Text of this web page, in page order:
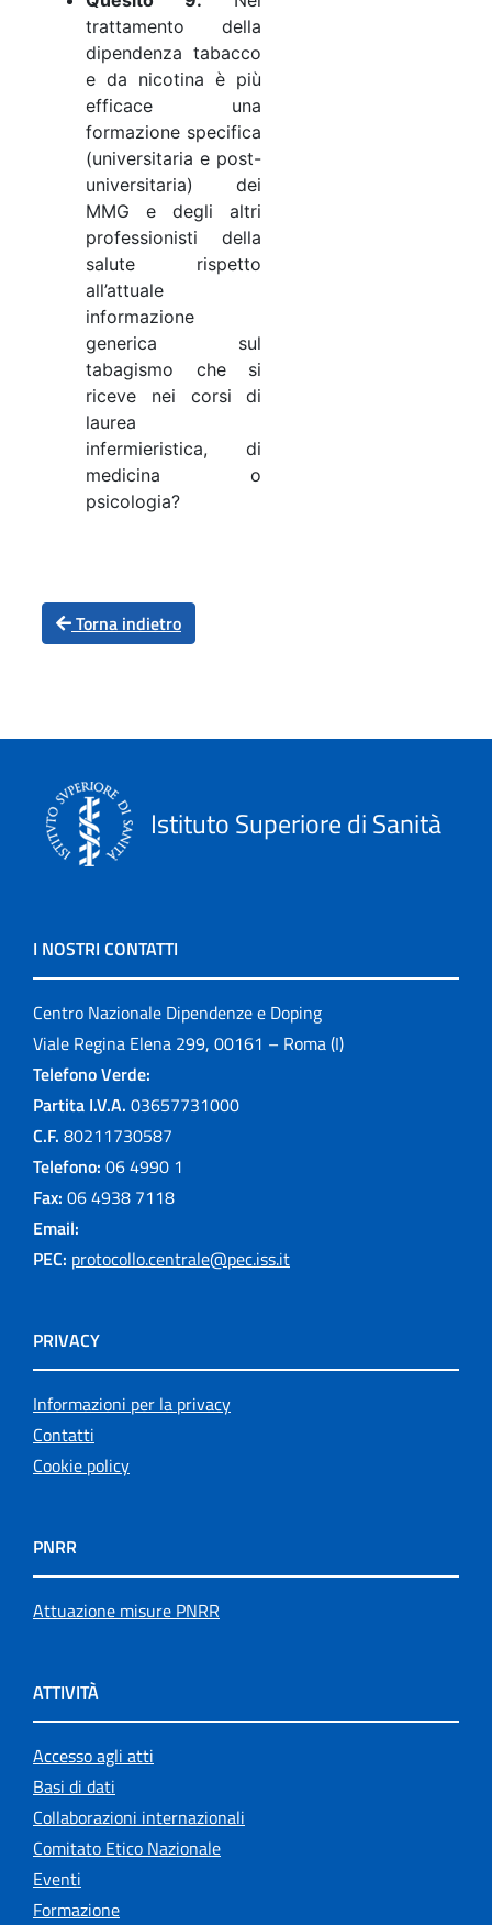
trattamento della
dipendenza tabacco
e da nicotina è più
efficace una
formazione specifica
(universitaria e post-
universitaria) dei
MMG e degli altri
professionisti della
salute rispetto
all’attuale
informazione
generica sul
tabagismo che si
riceve nei corsi di
laurea
infermieristica, di
medicina o
psicologia?
Torna indietro
Istituto Superiore di Sanità
I NOSTRI CONTATTI
Centro Nazionale Dipendenze e Doping
Viale Regina Elena 299, 00161 – Roma (I)
Telefono Verde:
Partita I.V.A. 03657731000
C.F. 80211730587
Telefono: 06 4990 1
Fax: 06 4938 7118
Email:
PEC: protocollo.centrale@pec.iss.it
PRIVACY
Informazioni per la privacy
Contatti
Cookie policy
PNRR
Attuazione misure PNRR
ATTIVITÀ
Accesso agli atti
Basi di dati
Collaborazioni internazionali
Comitato Etico Nazionale
Eventi
Formazione